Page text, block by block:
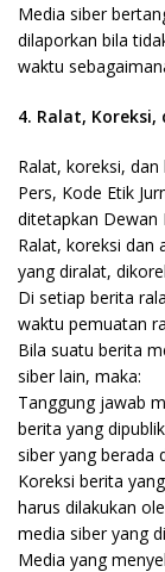
Media siber
dilaporkan bila
waktu
4. Ralat, Koreksi,
Ralat, koreksi,
Pers, Kode Etik
ditetapkan Dewan
Ralat, koreksi dan
yang diralat,
Di setiap berita
waktu pemuatan
Bila suatu berita
siber lain, maka:
Tanggung jawab
berita yang
siber yang berada
Koreksi berita
harus dilakukan
media siber yang
Media yang